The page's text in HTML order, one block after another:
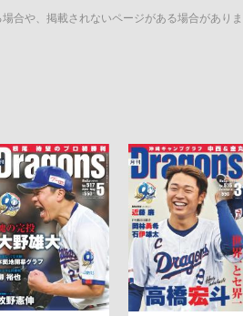
合や、掲載されないページがある場合がありま